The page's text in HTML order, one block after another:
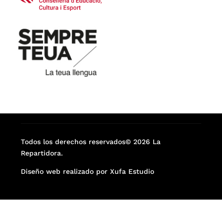
Todos los derechos reservados© 2026 La
Repartidora.
Diseño web realizado por Xufa Estudio